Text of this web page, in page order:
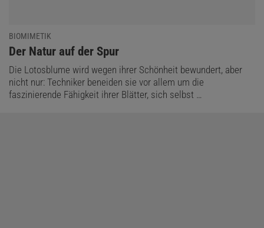
BIOMIMETIK
:
Der Natur auf der Spur
Die Lotosblume wird wegen ihrer Schönheit bewundert, aber
nicht nur: Techniker beneiden sie vor allem um die
faszinierende Fähigkeit ihrer Blätter, sich selbst …